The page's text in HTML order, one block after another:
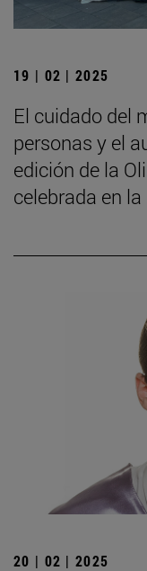
19 | 02 | 2025
El cuidado del
personas y el
edición de la
celebrada en
20 | 02 | 2025